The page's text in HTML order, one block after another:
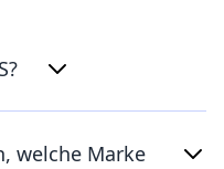
welche Marke